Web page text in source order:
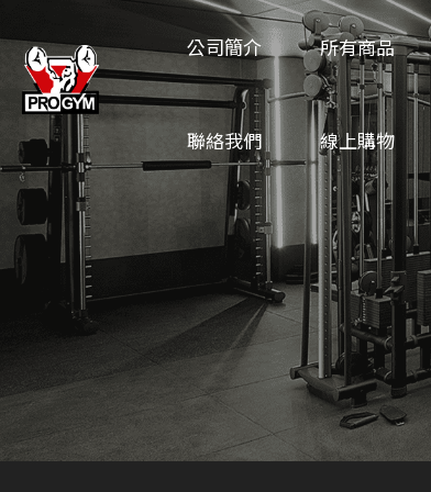
公司簡介 所有商品
聯絡我們 線上購物